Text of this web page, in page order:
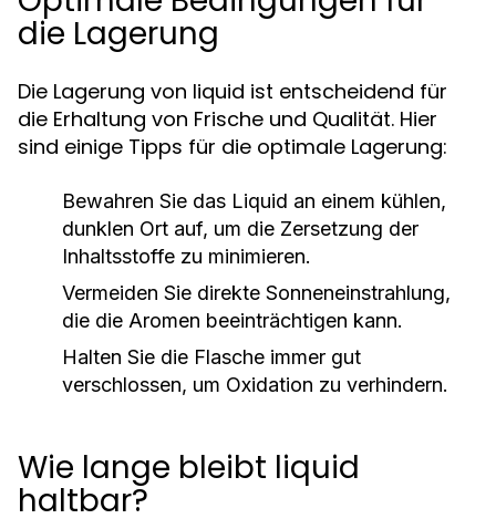
die Lagerung
Die Lagerung von liquid ist entscheidend für
die Erhaltung von Frische und Qualität. Hier
sind einige Tipps für die optimale Lagerung:
Bewahren Sie das Liquid an einem kühlen,
dunklen Ort auf, um die Zersetzung der
Inhaltsstoffe zu minimieren.
Vermeiden Sie direkte Sonneneinstrahlung,
die die Aromen beeinträchtigen kann.
Halten Sie die Flasche immer gut
verschlossen, um Oxidation zu verhindern.
Wie lange bleibt liquid
haltbar?